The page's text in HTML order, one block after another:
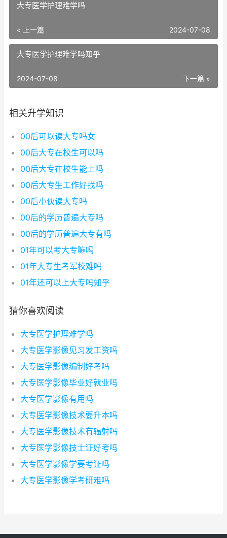
大专医学护理难学吗
« 上一篇 2024-07-08
大专医学护理难学吗知乎
下一篇 »
2024-07-08
相关升学知识
00后可以读大专吗女
00后大专在校生可以吗
00后大专在校生能上吗
00后大专生工作好找吗
00后小伙读大专吗
00后的学历普遍大专吗
00后的学历普遍大专有吗
01年可以考大专嘛吗
01年大专生考军校难吗
01年还可以上大专吗知乎
猜你喜欢阅读
大专医学护理难学吗
大专医学影像见习发工资吗
大专医学影像编制好考吗
大专医学影像毕业好就业吗
大专医学影像有用吗
大专医学影像技术要升本吗
大专医学影像技术有辐射吗
大专医学影像技士证好考吗
大专医学影像学要考证吗
大专医学影像学考研难吗